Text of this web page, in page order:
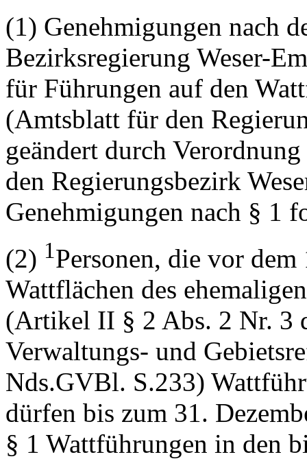
(1) Genehmigungen nach
Bezirksregierung Weser-
für Führungen auf den
(Amtsblatt für den
geändert durch
den Regierungsbezirk
Genehmigungen nach § 1
(2) 1Personen, die vor
Wattflächen des
(Artikel II § 2 Abs. 2 Nr. 3
Verwaltungs- und
Nds.GVBl. S.233)
dürfen bis zum 31.
§ 1 Wattführungen in den